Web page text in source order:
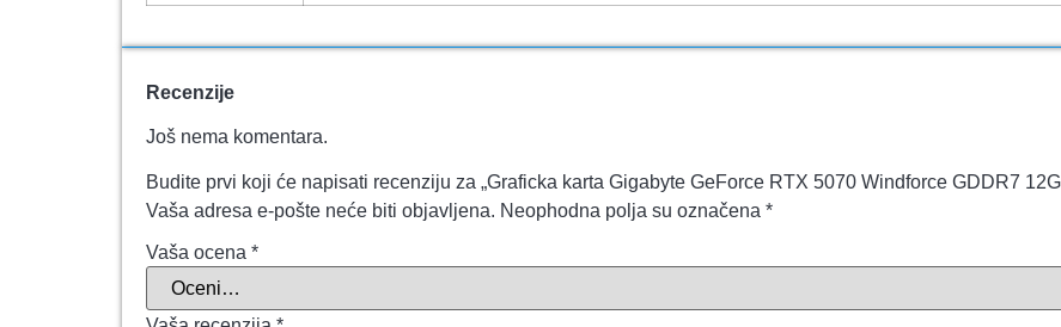
Recenzije
Još nema komentara.
Budite prvi koji će napisati recenziju za „Graficka karta Gigabyte GeForce RTX 5070 Windforce GDDR7
Vaša adresa e-pošte neće biti objavljena. Neophodna polja su označena *
Vaša ocena *